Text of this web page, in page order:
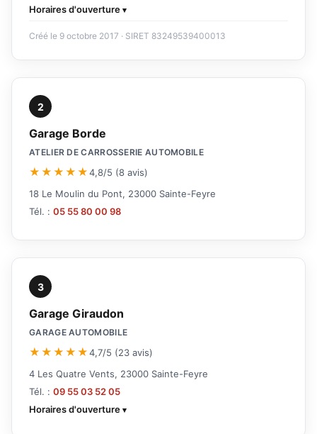
Horaires d'ouverture
Créé le 9 octobre 2017 · SIRET 83249539400013
2
Garage Borde
ATELIER DE CARROSSERIE AUTOMOBILE
★★★★★4,8/5 (8 avis)
18 Le Moulin du Pont, 23000 Sainte-Feyre
Tél. : 05 55 80 00 98
3
Garage Giraudon
GARAGE AUTOMOBILE
★★★★★4,7/5 (23 avis)
4 Les Quatre Vents, 23000 Sainte-Feyre
Tél. : 09 55 03 52 05
Horaires d'ouverture